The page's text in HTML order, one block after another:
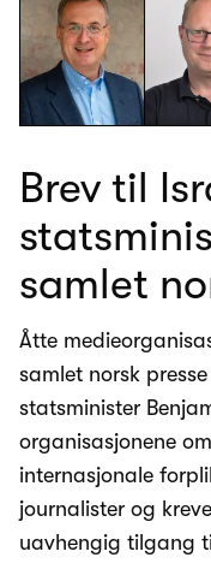
Brev til
samlet
Åtte
samlet norsk
statsminister
organisasjonene
internasjonale
journalister og
uavhengig tilgang